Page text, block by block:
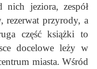
nich jeziora, zespół
rezerwat przyrody, a
część książki to
docelowe leży w
miasta. Wśród